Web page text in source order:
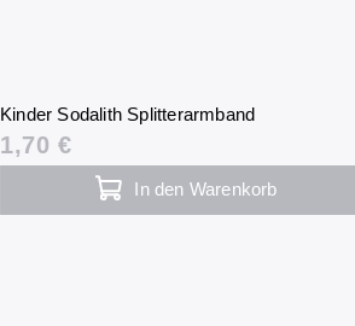
Kinder Sodalith Splitterarmband
1,70 €
In den Warenkorb